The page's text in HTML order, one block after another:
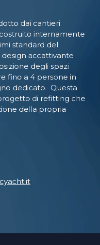
dai cantieri
internamente
standard del
accattivante
degli spazi
fino a 4 persone in
dedicato. Questa
di refitting che
della propria